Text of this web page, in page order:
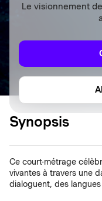
Le visionnement
Synopsis
Ce court-métrage
vivantes à travers une
dialoguent, des